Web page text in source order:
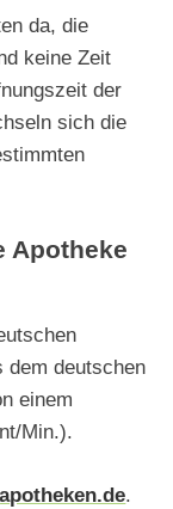
da, die
keine Zeit
der
sich die
Apotheke
dem deutschen
einem
Min.).
apotheken.de.